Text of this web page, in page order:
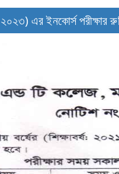
২০২৩) এর ইনকোর্স পরীক্ষার